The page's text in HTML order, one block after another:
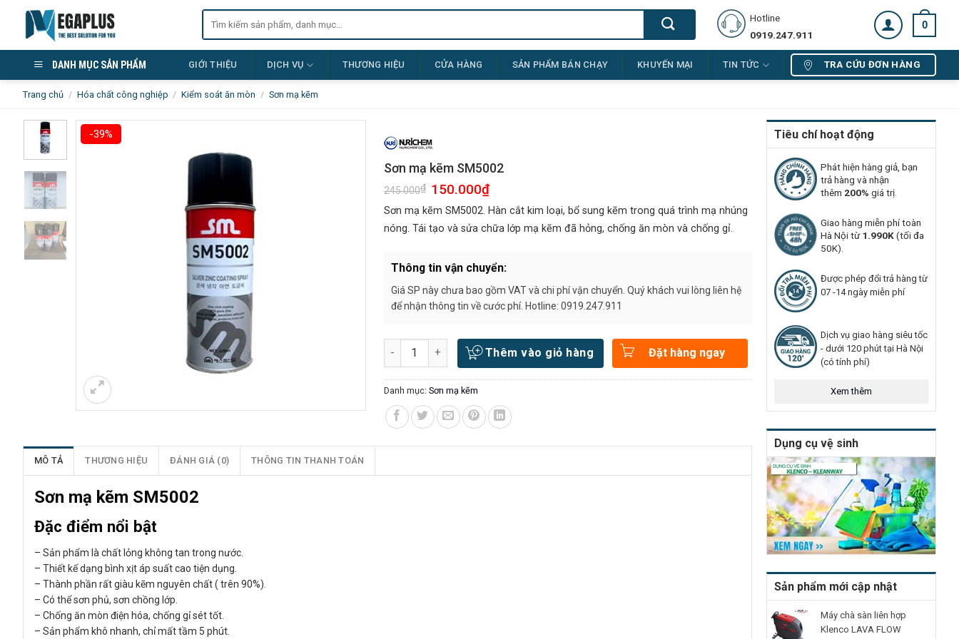
content
Tìm
Hotline
0919.247.911
0
DANH MỤC SẢN PHẨM GIỚI THIỆU DỊCH VỤ THƯƠNG HIỆU CỬA HÀNG SẢN PHẨM BÁN CHẠY KHUYẾN MẠI TIN TỨC TRA CỨU ĐƠN HÀNG
Trang chủ / Hóa chất công nghiệp / Kiểm soát ăn mòn / Sơn mạ kẽm
Tiêu chí hoạt động
Phát hiện hàng giả, bạn
trả hàng và nhận
thêm 200% giá trị.
Giao hàng miễn phí toàn
Hà Nội từ1.990K(tối đa
50K).
Được phép đổi trả hàng từ
07 -14 ngày miễn phí
Dịch vụ giao hàng siêu tốc
- dưới 120 phút tại Hà Nội
(có tính phí)
Xem thêm
Dụng cụ vệ sinh
Sản phẩm mới cập nhật
Máy chà sàn liên hợp
Klenco LAVA FLOW
-39%
Sơn mạ kẽm SM5002
245.000₫ Giá
gốc
là:
245.000₫.
150.000₫Giá
tại
là:
150.000₫.
Sơn mạ kẽm SM5002. Hàn cắt kim loại, bổ sung kẽm trong quá trình mạ nhúng
nóng. Tái tạo và sửa chữa lớp mạ kẽm đã hỏng, chống ăn mòn và chống gỉ.
Thông tin vận chuyển:
Giá SP này chưa bao gồm VAT và chi phí vận chuyển. Quý khách vui lòng liên hệ
để nhận thông tin về cước phí. Hotline: 0919.247.911
Số lượng Thêm vào giỏ hàng Đặt hàng ngay
Danh mục: Sơn mạ kẽm
MÔ TẢ THƯƠNG HIỆU ĐÁNH GIÁ (0) THÔNG TIN THANH TOÁN
Sơn mạ kẽm SM5002
Đặc điểm nổi bật
– Sản phẩm là chất lỏng không tan trong nước.
– Thiết kế dạng bình xịt áp suất cao tiện dụng.
– Thành phần rất giàu kẽm nguyên chất ( trên 90%).
– Có thể sơn phủ, sơn chồng lớp.
– Chống ăn mòn điện hóa, chống gỉ sét tốt.
– Sản phẩm khô nhanh, chỉ mất tầm 5 phút.